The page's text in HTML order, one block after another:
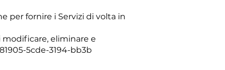
per fornire i Servizi di volta in
eliminare e
5cde-3194-bb3b